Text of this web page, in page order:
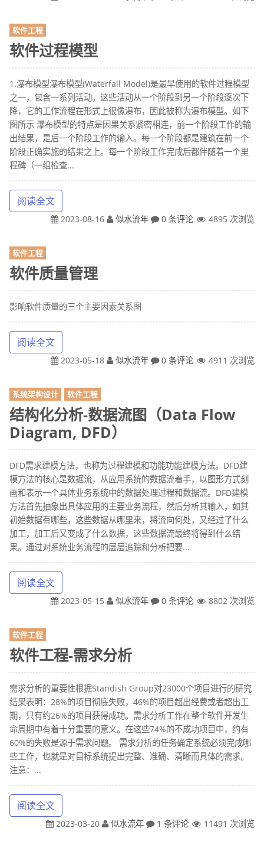
软件工程
软件过程模型
1.瀑布模型瀑布模型(Waterfall Model)是最早使用的软件过程模型
之一，包含一系列活动。这些活动从一个阶段到另一个阶段逐次下
降，它的工作流程在形式上很像瀑布，因此被称为瀑布模型。如下
图所示 瀑布模型的特点是因果关系紧密相连，前一个阶段工作的输
出结果，是后一个阶段工作的输入。每一个阶段都是建筑在前一个
阶段正确实施的结果之上。每一个阶段工作完成后都伴随着一个里
程碑（一组检查...
阅读全文
2023-08-16 似水流年 0 条评论 4895 次浏览
软件工程
软件质量管理
影响软件质量的三个主要因素关系图
阅读全文
2023-05-18 似水流年 0 条评论 4911 次浏览
系统架构设计 软件工程
结构化分析-数据流图（Data Flow
Diagram, DFD）
DFD需求建模方法，也称为过程建模和功能功能建模方法。DFD建
模方法的核心是数据流，从应用系统的数据流着手，以图形方式刻
画和表示一个具体业务系统中的数据处理过程和数据流。DFD建模
方法首先抽象出具体应用的主要业务流程，然后分析其输入，如其
初始数据有哪些，这些数据从哪里来，将流向何处，又经过了什么
加工，加工后又变成了什么数据，这些数据流最终将得到什么结
果。通过对系统业务流程的层层追踪和分析把要...
阅读全文
2023-05-15 似水流年 0 条评论 8802 次浏览
软件工程
软件工程-需求分析
需求分析的重要性根据Standish Group对23000个项目进行的研究
结果表明：28%的项目彻底失败，46%的项目超出经费或者超出工
期，只有约26%的项目获得成功。需求分析工作在整个软件开发生
命周期中有着十分重要的意义。在这些74%的不成功项目中，约有
60%的失败是源于需求问题。 需求分析的任务确定系统必须完成哪
些工作，也就是对目标系统提出完整、准确、清晰而具体的需求。
注意：...
阅读全文
2023-03-20 似水流年 1 条评论 11491 次浏览